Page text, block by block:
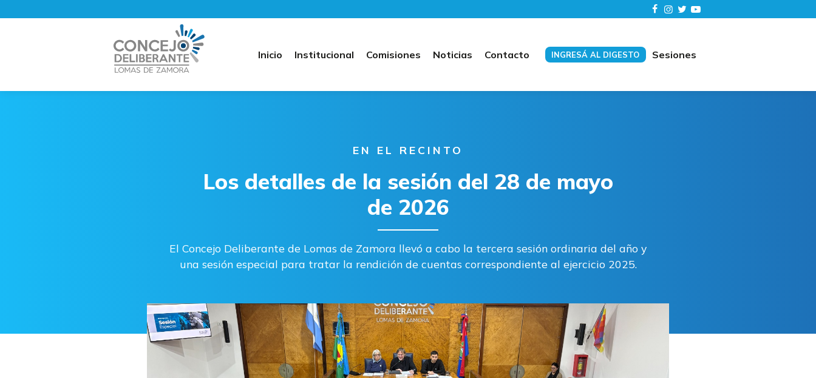
Inicio Institucional Comisiones Noticias Contacto INGRESÁ AL DIGESTO Sesiones
EN EL RECINTO
Los detalles de la sesión del 28 de mayo
de 2026
El Concejo Deliberante de Lomas de Zamora llevó a cabo la tercera sesión ordinaria del año y
una sesión especial para tratar la rendición de cuentas correspondiente al ejercicio 2025.